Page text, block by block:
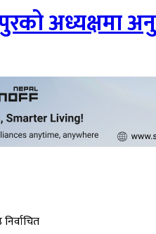
अध्यक्षमा